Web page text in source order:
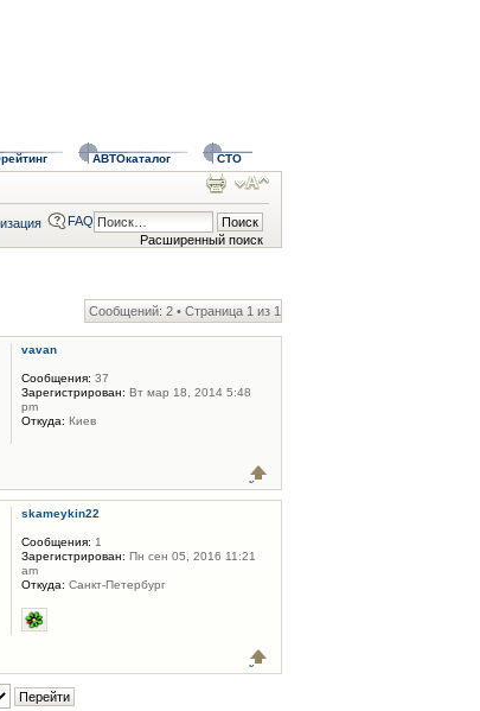
АВТОкаталог СТО
Расширенный поиск
FAQ
Сообщений: 2 • Страница 1 из 1
vavan
Сообщения: 37
Зарегистрирован: Вт мар 18, 2014 5:48
pm
Откуда: Киев
skameykin22
Сообщения: 1
Зарегистрирован: Пн сен 05, 2016 11:21
am
Откуда: Санкт-Петербург